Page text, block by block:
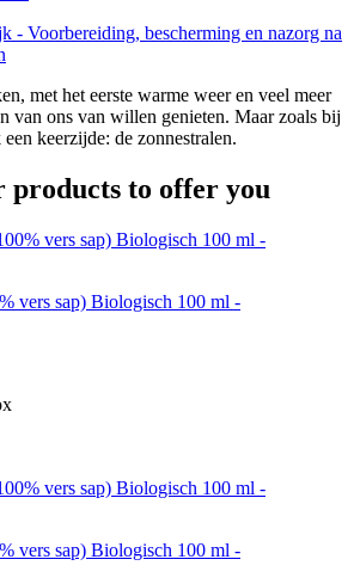
- Voorbereiding, bescherming en nazorg na
met het eerste warme weer en veel meer
van ons van willen genieten. Maar zoals bij
keerzijde: de zonnestralen.
products to offer you
vers sap) Biologisch 100 ml -
vers sap) Biologisch 100 ml -